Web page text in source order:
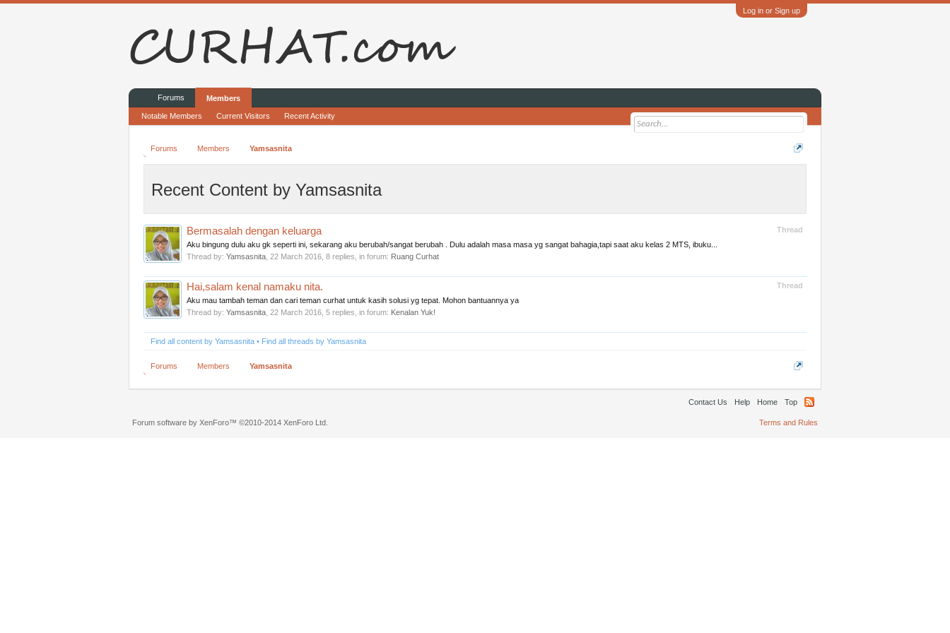
Log in or Sign up
Forums Members Yamsasnita
Recent Content by Yamsasnita
Thread
Bermasalah dengan keluarga
Aku bingung dulu aku gk seperti ini, sekarang aku berubah/sangat berubah . Dulu adalah masa masa yg sangat bahagia,tapi saat aku kelas 2 MTS, ibuku...
Thread by: Yamsasnita 22 March 2016 , 8 replies, in forum: Ruang Curhat
Thread
Hai,salam kenal namaku nita.
Aku mau tambah teman dan cari teman curhat untuk kasih solusi yg tepat. Mohon bantuannya ya
Thread by: Yamsasnita 22 March 2016 , 5 replies, in forum: Kenalan Yuk!
Find all content by Yamsasnita Find all threads by Yamsasnita
Forums Members Yamsasnita
Forums Members
Notable Members Current Visitors Recent Activity
Contact Us Help Home Top
Terms and Rules
Forum software by XenForo™ ©2010-2014 XenForo Ltd.